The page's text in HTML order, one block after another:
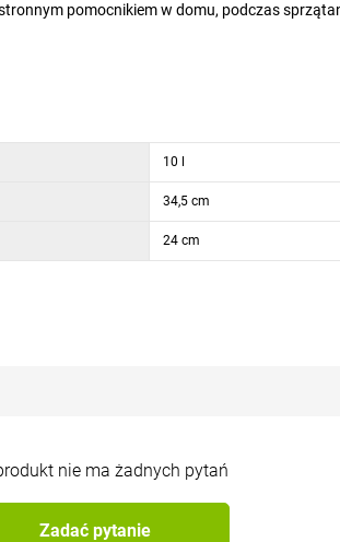
pomocnikiem w domu, podczas
10 l
34,5 cm
24 cm
nie ma żadnych pytań
Zadać pytanie